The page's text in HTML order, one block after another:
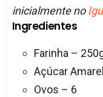
inicialmente no
Ingredientes
Farinha –
Açúcar
Ovos – 6